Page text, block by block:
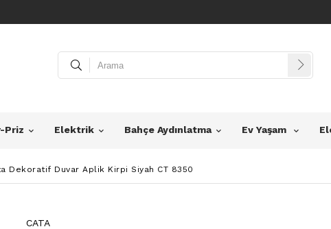
Priz Elektrik Bahçe Aydınlatma Ev Yaşam
Dekoratif Duvar Aplik Kirpi Siyah CT 8350
CATA